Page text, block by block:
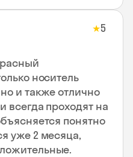
★5
носитель
и также отлично
всегда проходят на
понятно
уже 2 месяца,